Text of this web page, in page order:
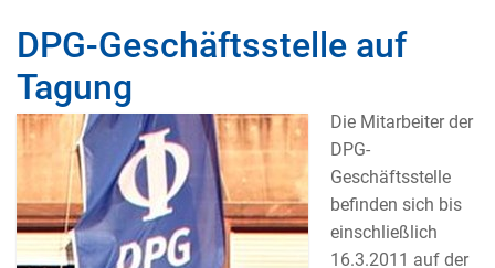
DPG-Geschäftsstelle auf
Tagung
Die Mitarbeiter der
DPG-
Geschäftsstelle
befinden sich bis
einschließlich
16.3.2011 auf der